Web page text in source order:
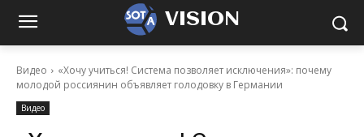
VISION
Видео
«Хочу учиться! Система позволяет исключения»: почему
молодой россиянин объявляет голодовку в Германии
Видео